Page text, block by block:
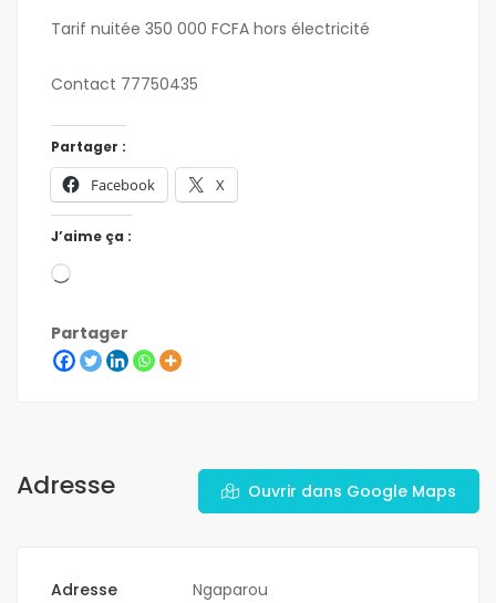
Tarif nuitée 350 000 FCFA hors électricité
Contact 77750435
Partager :
Facebook X
J’aime ça :
Partager
Adresse Ouvrir dans Google Maps
Adresse
Ngaparou